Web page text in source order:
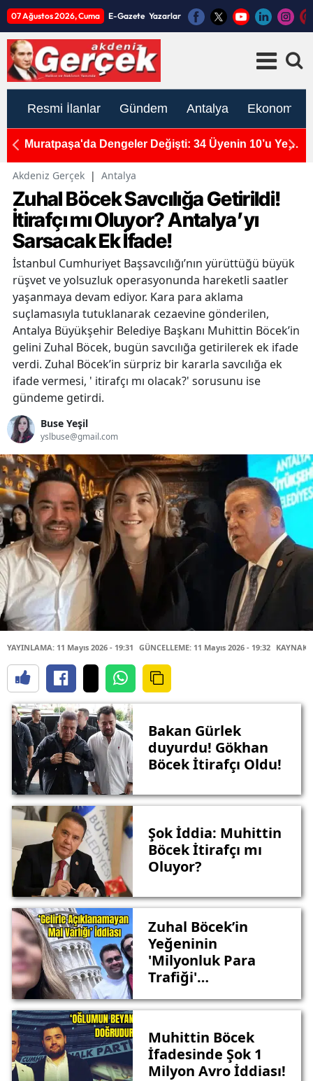
07 Ağustos 2026, Cuma E-Gazete Yazarlar
Resmi İlanlar Gündem Antalya Ekonomi
Muratpaşa'da Dengeler Değişti: 34 Üyenin 10’u Yeni
Akdeniz Gerçek | Antalya
Zuhal Böcek Savcılığa Getirildi!
İtirafçı mı Oluyor? Antalya’yı
Sarsacak Ek İfade!
İstanbul Cumhuriyet Başsavcılığı’nın yürüttüğü büyük
rüşvet ve yolsuzluk operasyonunda hareketli saatler
yaşanmaya devam ediyor. Kara para aklama
suçlamasıyla tutuklanarak cezaevine gönderilen,
Antalya Büyükşehir Belediye Başkanı Muhittin Böcek’in
gelini Zuhal Böcek, bugün savcılığa getirilerek ek ifade
verdi. Zuhal Böcek’in sürpriz bir kararla savcılığa ek
ifade vermesi, ' itirafçı mı olacak?' sorusunu ise
gündeme getirdi.
Buse Yeşil
yslbuse@gmail.com
YAYINLAMA: 11 Mayıs 2026 - 19:31 GÜNCELLEME: 11 Mayıs 2026 - 19:32
Bakan Gürlek
duyurdu! Gökhan
Böcek İtirafçı Oldu!
Şok İddia: Muhittin
Böcek İtirafçı mı
Oluyor?
Zuhal Böcek’in
Yeğeninin
'Milyonluk Para
Trafiği'
Muhittin Böcek
İfadesinde Şok 1
Milyon Avro İddiası!